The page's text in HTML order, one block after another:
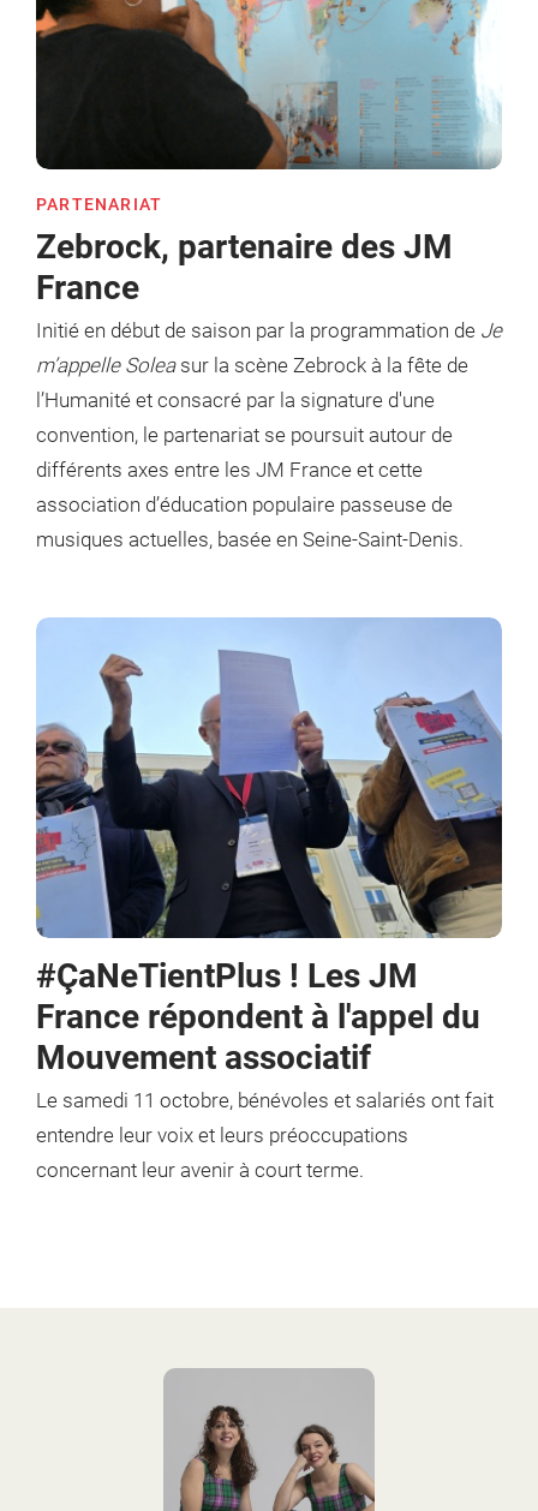
PARTENARIAT
Zebrock, partenaire des JM
France
Initié en début de saison par la programmation de Je
m’appelle Solea sur la scène Zebrock à la fête de
l’Humanité et consacré par la signature d'une
convention, le partenariat se poursuit autour de
différents axes entre les JM France et cette
association d’éducation populaire passeuse de
musiques actuelles, basée en Seine-Saint-Denis.
#ÇaNeTientPlus ! Les JM
France répondent à l'appel du
Mouvement associatif
Le samedi 11 octobre, bénévoles et salariés ont fait
entendre leur voix et leurs préoccupations
concernant leur avenir à court terme.